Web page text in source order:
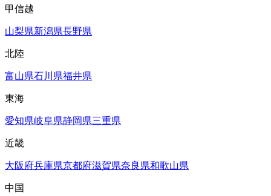
甲信越
山梨県新潟県長野県
北陸
富山県石川県福井県
東海
愛知県岐阜県静岡県三重県
近畿
大阪府兵庫県京都府滋賀県奈良県和歌山県
中国